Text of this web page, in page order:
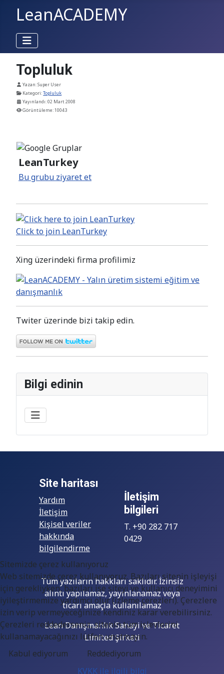
LeanACADEMY
Topluluk
Ayrıntılar
Yazan:Super User
Kategori:Topluluk
Yayınlandı: 02 Mart 2008
Görüntüleme: 10043
LeanTurkey
Bu grubu ziyaret et
Click to join LeanTurkey
Xing üzerindeki firma profilimiz
Twiter üzerinde bizi takip edin.
Bilgi edinin
Site haritası
Yardım
İletişim
Kişisel veriler
hakkında
bilgilendirme
İletişim
bilgileri
T. +90 282 717
0429
Tüm yazıların hakkları saklıdır. İzinsiz
alıntı yapılamaz, yayınlanamaz veya
ticari amaçla kullanılamaz
Lean Danışmanlık Sanayi ve Ticaret
Limited Şirketi
Sitemizde çerez kullanıyoruz
Web sitemizde çerez kullanıyoruz. Bazıları sitenin işleyişi
için gerekliyken, bazıları ise siteyi ve kullanıcı deneyimini
iyileştirmemize yardımcı olur (izleme çerezleri). Çerezlere
izin verip vermeyeceğinize kendiniz karar verebilirsiniz.
Çerezleri reddederseniz, sitenin tüm işlevlerini
kullanamayacağınızı lütfen unutmayın.
Kabul ediyorum
Reddediyorum
KVKK ile ilgili bilgi